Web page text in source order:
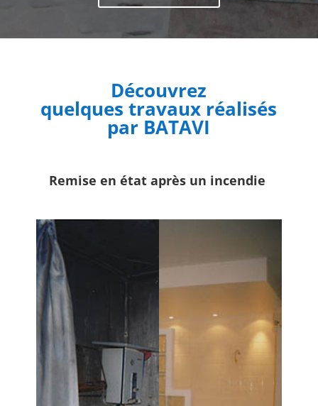
Découvrez
quelques travaux réalisés
par BATAVI
Remise en état après un incendie